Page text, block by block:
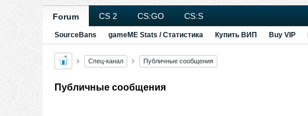
Forum CS 2 CS:GO CS:S
SourceBans gameME Stats / Статистика Купить ВИП Buy VIP
Спец-канал Публичные сообщения
Публичные сообщения